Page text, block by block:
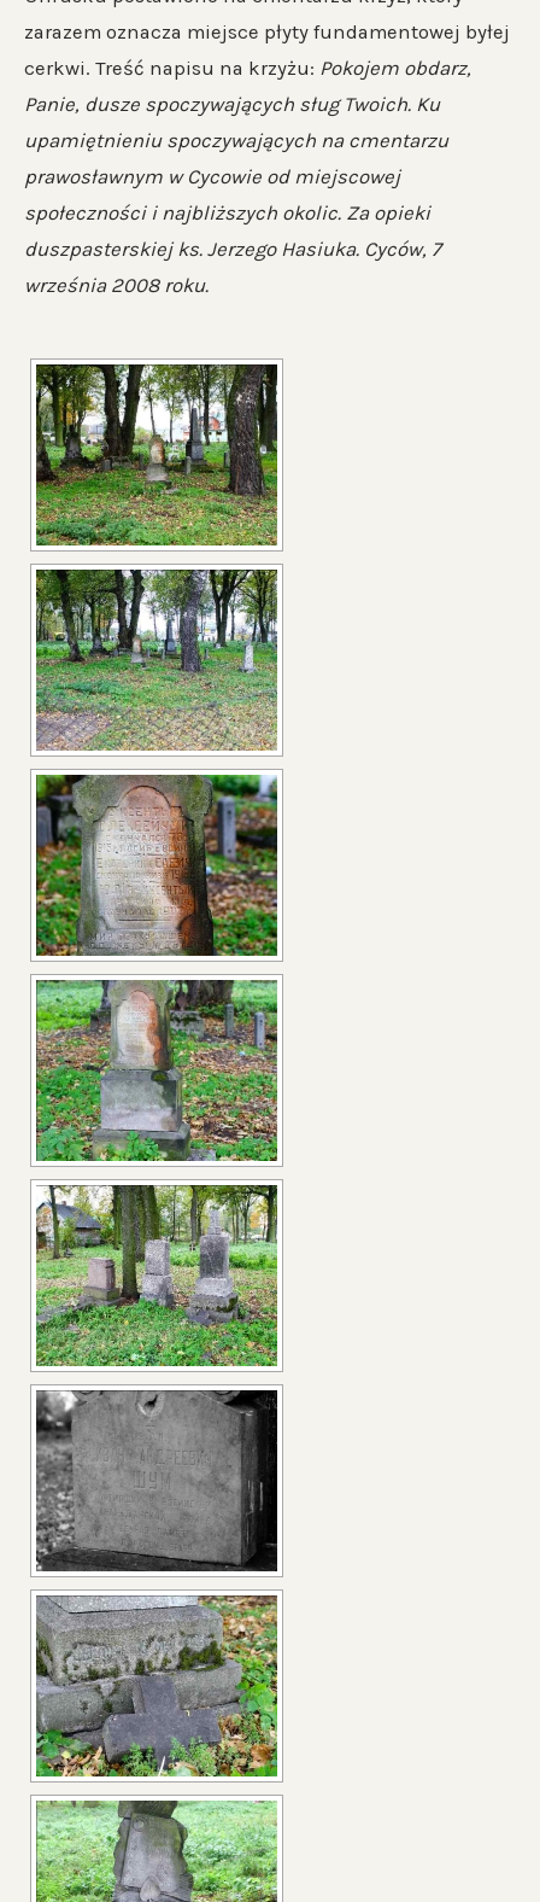
zarazem oznacza miejsce płyty fundamentowej byłej
cerkwi. Treść napisu na krzyżu: Pokojem obdarz,
Panie, dusze spoczywających sług Twoich. Ku
upamiętnieniu spoczywających na cmentarzu
prawosławnym w Cycowie od miejscowej
społeczności i najbliższych okolic. Za opieki
duszpasterskiej ks. Jerzego Hasiuka. Cyców, 7
września 2008 roku.